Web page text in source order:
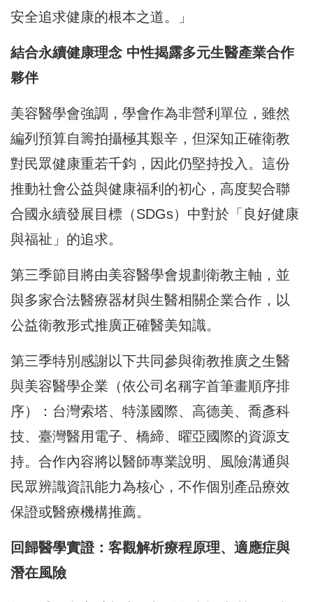
安全追求健康的根本之道。」
結合永續健康理念 中性揭露多元生醫產業合作
夥伴
美容醫學會強調，學會作為非營利單位，雖然
編列預算自籌拍攝極其艱辛，但深知正確衛教
對民眾健康重若千鈞，因此仍堅持投入。這份
推動社會公益與健康福利的初心，高度契合聯
合國永續發展目標（SDGs）中對於「良好健康
與福祉」的追求。
第三季節目將由美容醫學會規劃衛教主軸，並
與多家合法醫療器材與生醫相關企業合作，以
公益衛教形式推廣正確醫美知識。
第三季特別感謝以下共同參與衛教推廣之生醫
與美容醫學企業（依公司名稱字首筆畫順序排
序）：台灣索塔、特漾國際、高德美、喬彥科
技、臺灣醫用電子、橋締、曜亞國際的資源支
持。合作內容將以醫師專業說明、風險溝通與
民眾辨識資訊能力為核心，不作個別產品療效
保證或醫療機構推薦。
回歸醫學實證：客觀解析療程原理、適應症與
潛在風險